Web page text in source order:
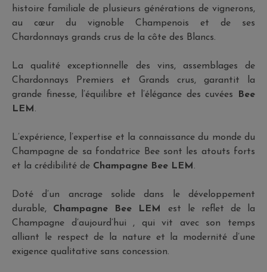
histoire familiale de plusieurs générations de vignerons,
au cœur du vignoble Champenois et de ses
Chardonnays grands crus de la côte des Blancs.
La qualité exceptionnelle des vins, assemblages de
Chardonnays Premiers et Grands crus, garantit la
grande finesse, l’équilibre et l’élégance des cuvées
Bee
LEM .
L’expérience, l’expertise et la connaissance du monde du
Champagne de sa fondatrice Bee sont les atouts forts
et la crédibilité de Champagne Bee LEM .
Doté d’un ancrage solide dans le développement
durable, Champagne Bee LEM
est le reflet de la
Champagne d’aujourd’hui , qui vit avec son temps
alliant le respect de la nature et la modernité d’une
exigence qualitative sans concession.